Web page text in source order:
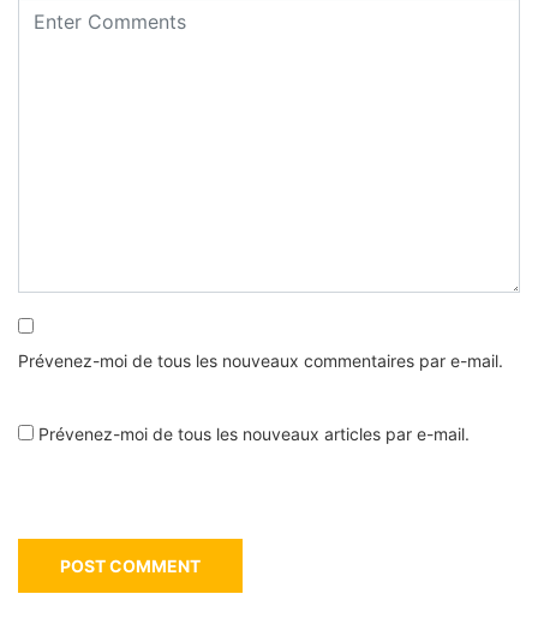
Prévenez-moi de tous les nouveaux commentaires par e-mail.
Prévenez-moi de tous les nouveaux articles par e-mail.